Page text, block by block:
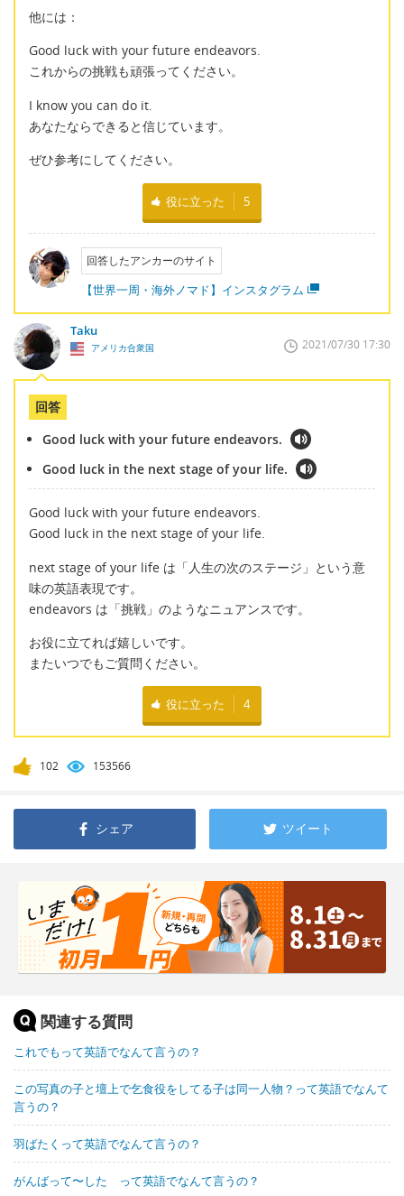
他には：
Good luck with your future endeavors.
これからの挑戦も頑張ってください。
I know you can do it.
あなたならできると信じています。
ぜひ参考にしてください。
役に立った 5
回答したアンカーのサイト
【世界一周・海外ノマド】インスタグラム
Taku
アメリカ合衆国 2021/07/30 17:30
回答
Good luck with your future endeavors.
Good luck in the next stage of your life.
Good luck with your future endeavors.
Good luck in the next stage of your life.
next stage of your life は「人生の次のステージ」という意
味の英語表現です。
endeavors は「挑戦」のようなニュアンスです。
お役に立てれば嬉しいです。
またいつでもご質問ください。
役に立った 4
102 153566
シェア ツイート
関連する質問
これでもって英語でなんて言うの？
この写真の子と壇上で乞食役をしてる子は同一人物？って英語でなんて
言うの？
羽ばたくって英語でなんて言うの？
がんばって〜した って英語でなんて言うの？